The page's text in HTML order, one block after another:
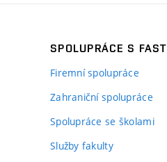
SPOLUPRÁCE S FAST
Firemní spolupráce
Zahraniční spolupráce
Spolupráce se školami
Služby fakulty